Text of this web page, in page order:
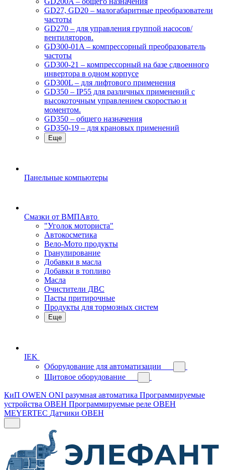
GD27, GD20 – малогабаритные преобразователи
частоты
GD270 – для управления группой насосов/
вентиляторов.
GD300-01A – компрессорный преобразователь
частоты
GD300-21 – компрессорный на базе сдвоенного
инвертора в одном корпусе
GD300L – для лифтового применения
GD350 – IP55 для различных применений с
высокоточным управлением скоростью и
моментом.
GD350 – общего назначения
GD350-19 – для крановых применений
Еще
Панельные компьютеры
Смазки от ВМПАвто
"Уголок моториста"
Автокосметика
Вело-Мото продукты
Гранулирование
Добавки в масла
Добавки в топливо
Масла
Очистители ДВС
Пасты притирочные
Продукты для тормозных систем
Еще
IEK
Оборудование для автоматизации
Щитовое оборудование
КиП OWEN ONI разумная автоматика Программируемые
устройства ОВЕН Программируемые реле ОВЕН
MEYERTEC Датчики ОВЕН